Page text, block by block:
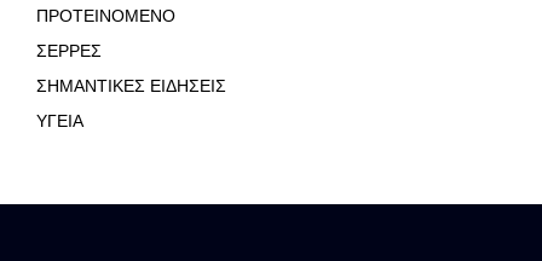
ΠΡΟΤΕΙΝΟΜΕΝΟ
ΣΕΡΡΕΣ
ΣΗΜΑΝΤΙΚΕΣ ΕΙΔΗΣΕΙΣ
ΥΓΕΙΑ